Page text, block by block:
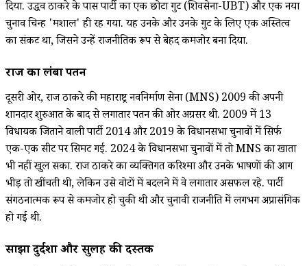
दिया. उद्धव ठाकरे के पास पार्टी का एक छोटा गुट (शिवसेना-UBT) और एक नया
चुनाव चिन्ह 'मशाल' ही रह गया. यह उनके और उनके गुट के लिए एक अस्तित्व
का संकट था, जिसने उन्हें राजनीतिक रूप से बेहद कमजोर बना दिया.
राज का लंबा पतन
दूसरी ओर, राज ठाकरे की महाराष्ट्र नवनिर्माण सेना (MNS) 2009 की अपनी
शानदार शुरुआत के बाद से लगातार पतन की ओर अग्रसर थी. 2009 में 13
विधायक जिताने वाली पार्टी 2014 और 2019 के विधानसभा चुनावों में सिर्फ
एक-एक सीट पर सिमट गई. 2024 के विधानसभा चुनावों में तो MNS का खाता
भी नहीं खुल सका. राज ठाकरे का व्यक्तिगत करिश्मा और उनके भाषणों की आग
भीड़ तो खींचती थी, लेकिन उसे वोटों में बदलने में वे लगातार असफल रहे. पार्टी
संगठनात्मक रूप से कमजोर हो चुकी थी और चुनावी राजनीति में लगभग अप्रासंगिक
हो गई थी.
साझा दुर्दशा और सुलह की दस्तक